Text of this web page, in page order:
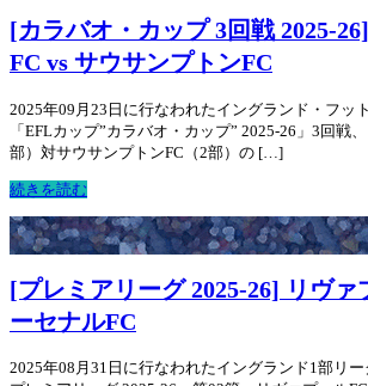
[カラバオ・カップ 3回戦 2025-
FC vs サウサンプトンFC
2025年09月23日に行なわれたイングランド・フッ
「EFLカップ”カラバオ・カップ” 2025-26」3回戦
部）対サウサンプトンFC（2部）の […]
続きを読む
[プレミアリーグ 2025-26] リヴァ
ーセナルFC
2025年08月31日に行なわれたイングランド1部リー